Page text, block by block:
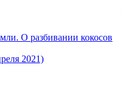
О разбивании кокосов
2021)